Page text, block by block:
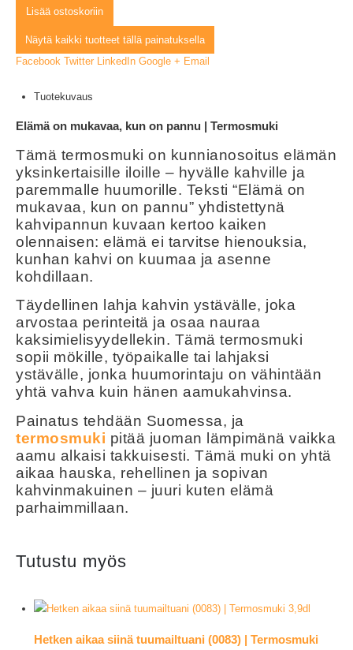
Lisää ostoskoriin
Näytä kaikki tuotteet tällä painatuksella
Facebook Twitter LinkedIn Google + Email
Tuotekuvaus
Elämä on mukavaa, kun on pannu | Termosmuki
Tämä termosmuki on kunnianosoitus elämän
yksinkertaisille iloille – hyvälle kahville ja
paremmalle huumorille. Teksti “Elämä on
mukavaa, kun on pannu” yhdistettynä
kahvipannun kuvaan kertoo kaiken
olennaisen: elämä ei tarvitse hienouksia,
kunhan kahvi on kuumaa ja asenne
kohdillaan.
Täydellinen lahja kahvin ystävälle, joka
arvostaa perinteitä ja osaa nauraa
kaksimielisyydellekin. Tämä termosmuki
sopii mökille, työpaikalle tai lahjaksi
ystävälle, jonka huumorintaju on vähintään
yhtä vahva kuin hänen aamukahvinsa.
Painatus tehdään Suomessa, ja
termosmuki pitää juoman lämpimänä vaikka
aamu alkaisi takkuisesti. Tämä muki on yhtä
aikaa hauska, rehellinen ja sopivan
kahvinmakuinen – juuri kuten elämä
parhaimmillaan.
Tutustu myös
Hetken aikaa siinä tuumailtuani (0083) | Termosmuki